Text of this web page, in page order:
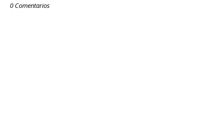
0 Comentarios